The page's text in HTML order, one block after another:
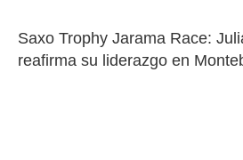
Saxo Trophy Jarama Race:
reafirma su liderazgo en